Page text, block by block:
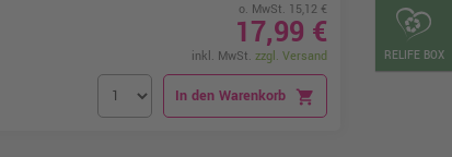
RELIFE BOX
o. MwSt. 15,12 €
17,99 €
inkl. MwSt. zzgl. Versand
In den Warenkorb shopping_cart